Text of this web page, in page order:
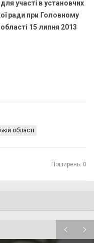
участі в установчих
ради при Головному
15 липня 2013
області
Поширень: 0